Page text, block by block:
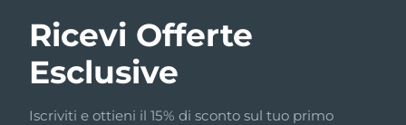
Ricevi Offerte
Esclusive
Iscriviti e ottieni il 15% di sconto sul tuo primo